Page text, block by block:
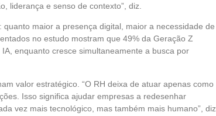
liderança e senso de contexto”, diz.
maior a presença digital, maior a necessidade de
no estudo mostram que 49% da Geração Z
enquanto cresce simultaneamente a busca por
valor estratégico. “O RH deixa de atuar apenas como
Isso significa ajudar empresas a redesenhar
vez mais tecnológico, mas também mais humano”, diz